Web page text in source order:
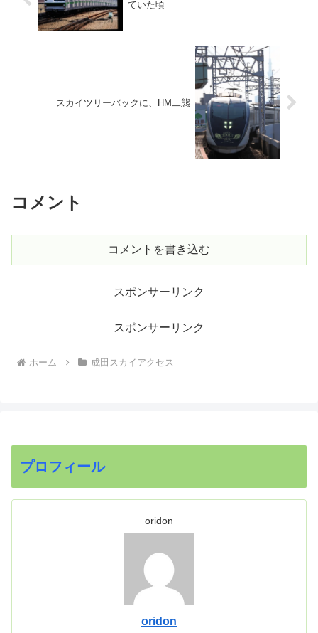
ていた頃
スカイツリーバックに、HM二態
コメント
コメントを書き込む
スポンサーリンク
スポンサーリンク
ホーム 成田スカイアクセス
プロフィール
oridon
oridon